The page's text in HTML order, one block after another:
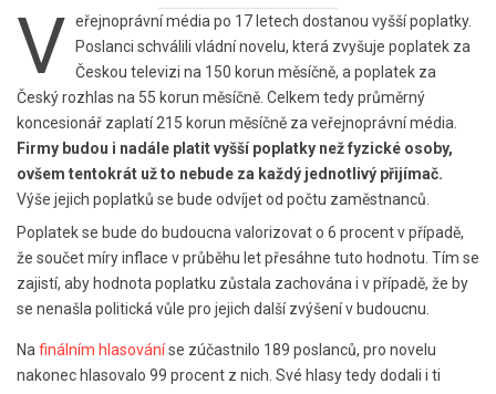
V eřejnoprávní média po 17 letech dostanou vyšší poplatky.
Poslanci schválili vládní novelu, která zvyšuje poplatek za
Českou televizi na 150 korun měsíčně, a poplatek za
Český rozhlas na 55 korun měsíčně. Celkem tedy průměrný
koncesionář zaplatí 215 korun měsíčně za veřejnoprávní média.
Firmy budou i nadále platit vyšší poplatky než fyzické osoby,
ovšem tentokrát už to nebude za každý jednotlivý přijímač.
Výše jejich poplatků se bude odvíjet od počtu zaměstnanců.
Poplatek se bude do budoucna valorizovat o 6 procent v případě,
že součet míry inflace v průběhu let přesáhne tuto hodnotu. Tím se
zajistí, aby hodnota poplatku zůstala zachována i v případě, že by
se nenašla politická vůle pro jejich další zvýšení v budoucnu.
Na finálním hlasováníse zúčastnilo 189 poslanců, pro novelu
nakonec hlasovalo 99 procent z nich. Své hlasy tedy dodali i ti